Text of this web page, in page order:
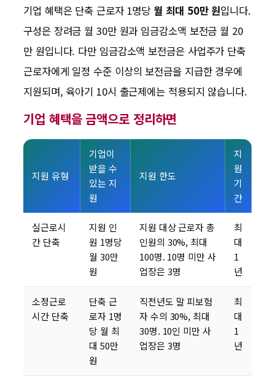
기업 혜택은 단축 근로자 1명당 월 최대 50만 원입니다.
구성은 장려금 월 30만 원과 임금감소액 보전금 월 20
만 원입니다. 다만 임금감소액 보전금은 사업주가 단축
근로자에게 일정 수준 이상의 보전금을 지급한 경우에
지원되며, 육아기 10시 출근제에는 적용되지 않습니다.
기업 혜택을 금액으로 정리하면
지원 유형
기업이
받을 수
있는 지
원
지원 한도
지
원
기
간
실근로시
간 단축
지원 인
원 1명당
월 30만
원
지원 대상 근로자 총
인원의 30%, 최대
100명. 10명 미만 사
업장은 3명
최
대
1
년
소정근로
시간 단축
단축 근
로자 1명
당 월 최
대 50만
원
직전년도 말 피보험
자 수의 30%, 최대
30명. 10인 미만 사
업장은 3명
최
대
1
년